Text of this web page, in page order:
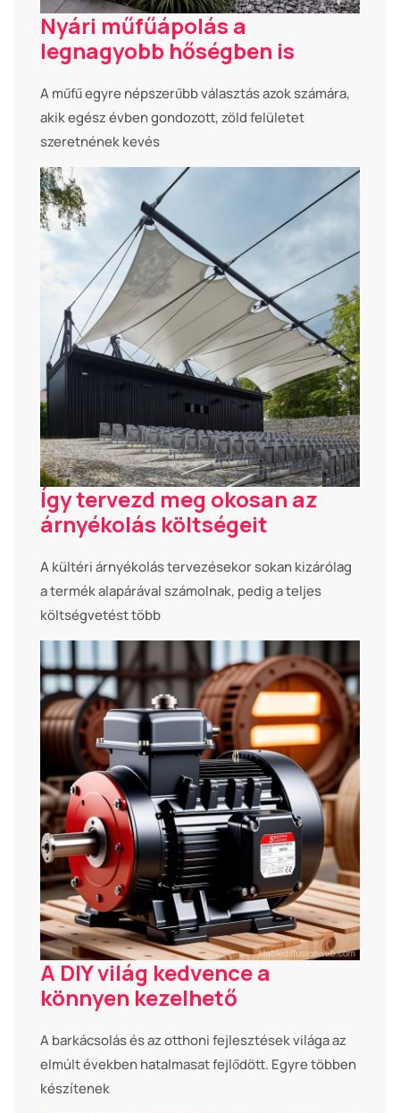
Nyári műfűápolás a
legnagyobb hőségben is
A műfű egyre népszerűbb választás azok számára,
akik egész évben gondozott, zöld felületet
szeretnének kevés
Így tervezd meg okosan az
árnyékolás költségeit
A kültéri árnyékolás tervezésekor sokan kizárólag
a termék alapárával számolnak, pedig a teljes
költségvetést több
A DIY világ kedvence a
könnyen kezelhető
A barkácsolás és az otthoni fejlesztések világa az
elmúlt években hatalmasat fejlődött. Egyre többen
készítenek